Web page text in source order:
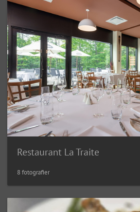
Restaurant La Traite
8 fotografier